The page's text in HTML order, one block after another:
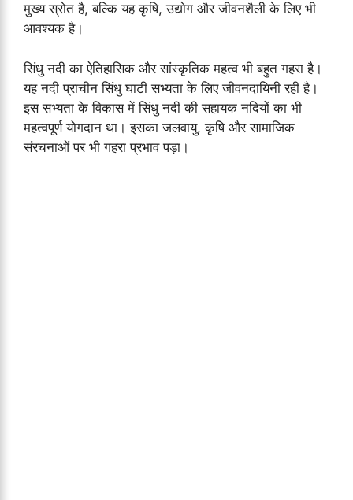
मुख्य स्रोत है, बल्कि यह कृषि, उद्योग और जीवनशैली के लिए भी
आवश्यक है।
सिंधु नदी का ऐतिहासिक और सांस्कृतिक महत्व भी बहुत गहरा है।
यह नदी प्राचीन सिंधु घाटी सभ्यता के लिए जीवनदायिनी रही है।
इस सभ्यता के विकास में सिंधु नदी की सहायक नदियों का भी
महत्वपूर्ण योगदान था। इसका जलवायु, कृषि और सामाजिक
संरचनाओं पर भी गहरा प्रभाव पड़ा।